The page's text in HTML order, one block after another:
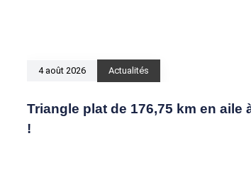
4 août 2026 Actualités
Triangle plat de 176,75 km en aile
!